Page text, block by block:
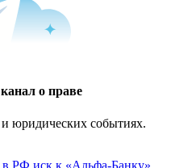
о праве
юридических событиях.
в РФ иск к «Альфа-Банку»